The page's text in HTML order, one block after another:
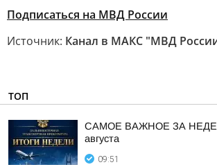
Подписаться на МВД России
Источник: Канал в МАКС "МВД
ТОП
САМОЕ ВАЖНОЕ ЗА
августа
09:51